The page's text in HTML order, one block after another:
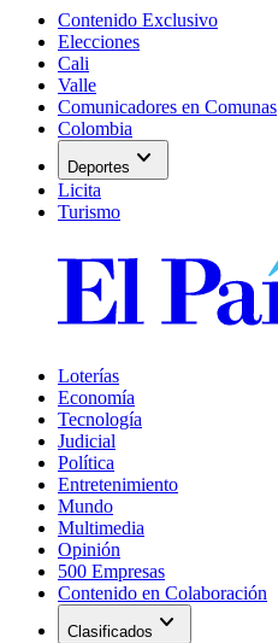
Contenido Exclusivo
Elecciones
Cali
Valle
Comunicadores en Comunas
Colombia
Deportes expand_more
Licita
Turismo
Loterías
Economía
Tecnología
Judicial
Política
Entretenimiento
Mundo
Multimedia
Opinión
500 Empresas
Contenido en Colaboración
Clasificados expand_more